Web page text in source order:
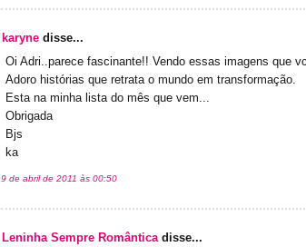
karyne disse...
Oi Adri..parece fascinante!! Vendo essas imagens que
Adoro histórias que retrata o mundo em transformação.
Esta na minha lista do mês que vem...
Obrigada
Bjs
ka
9 de abril de 2011 às 00:50
Leninha Sempre Românticadisse...